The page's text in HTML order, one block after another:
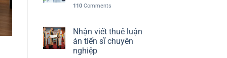
110Comments
Nhận viết thuê luận
án tiến sĩ chuyên
nghiệp